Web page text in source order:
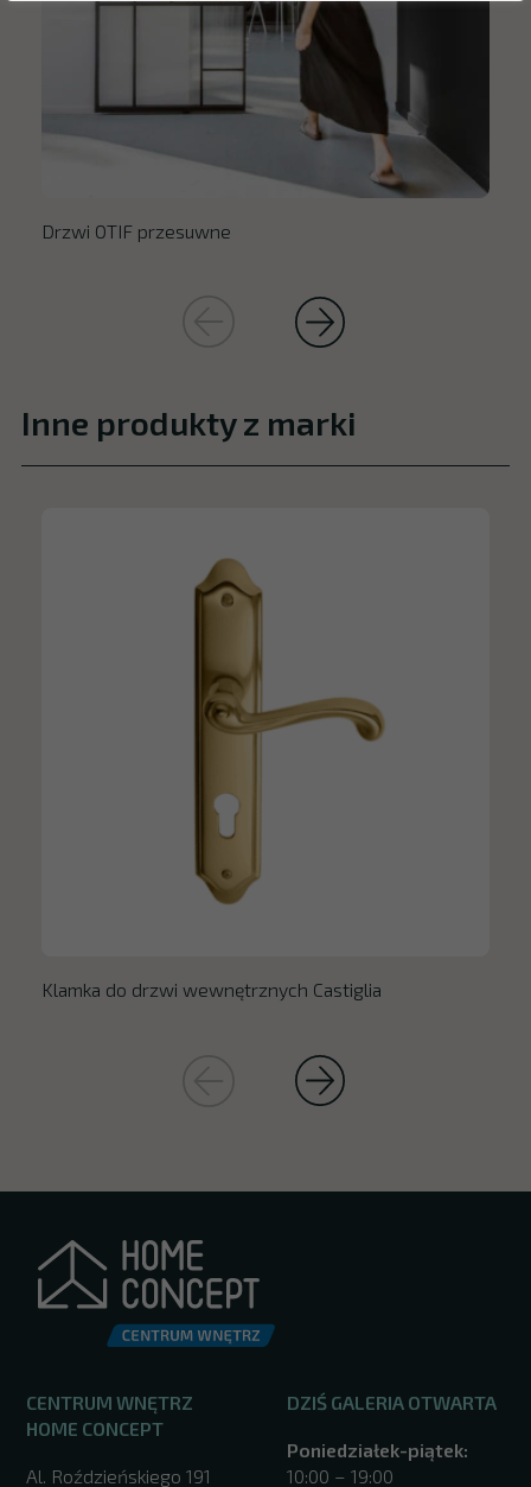
Drzwi OTIF przesuwne
Inne produkty z marki
Klamka do drzwi wewnętrznych Castiglia
CENTRUM WNĘTRZ
HOME CONCEPT
Al. Roździeńskiego 191
DZIŚ GALERIA OTWARTA
Poniedziałek-piątek:
10:00 – 19:00